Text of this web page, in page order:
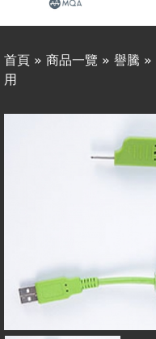
視聽專欄
購物須知
首頁 » 商品一覽 » 譽騰 »
用